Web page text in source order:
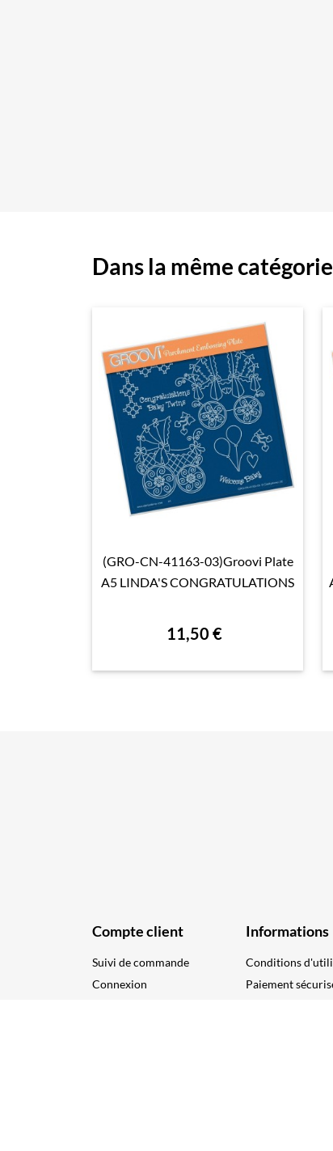
Dans la même catégorie
 Aperçu rapide
(GRO-CN-41163-03)Groovi Plate
A5 LINDA'S CONGRATULATIONS
11,50 €
Compte client
Suivi de commande
Connexion
Informations
Conditions
Paiement